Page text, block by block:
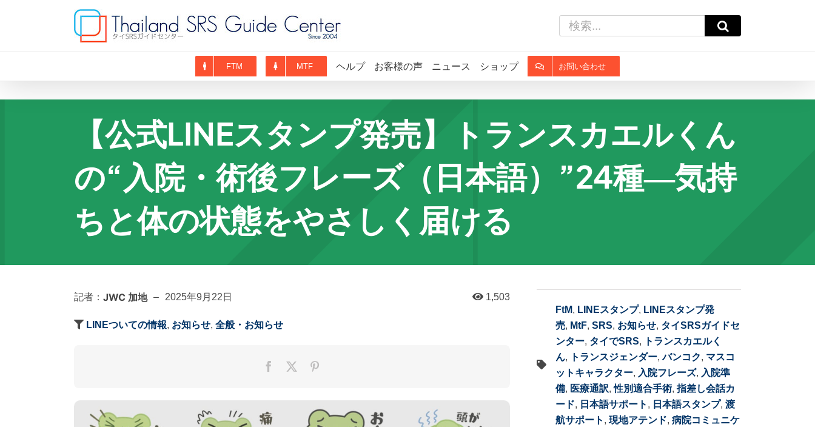
索
…
FTM MTF ヘルプ お客様の声 ニュース ショップ お問い合わせ
【公式LINEスタンプ発売】トランスカエルくん
の“入院・術後フレーズ（日本語）”24種―気持
ちと体の状態をやさしく届ける
記者： JWC 加地 – 2025年9月22日 1,503
LINEついての情報, お知らせ, 全般・お知らせ
FtM, LINEスタンプ, LINEスタンプ発
売, MtF, SRS, お知らせ, タイSRSガイドセ
ンター, タイでSRS,
トランスカエルく
ん, トランスジェンダー,バンコク, マスコ
ットキャラクター, 入院フレーズ, 入院準
備, 医療通訳,性別適合手術,指差し会話カ
ード, 日本語サポート , 日本語スタンプ, 渡
航サポート , 現地アテンド, 病院コミュニケ